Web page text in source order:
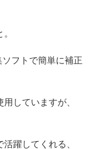
フトで簡単に補正
していますが、
躍してくれる、